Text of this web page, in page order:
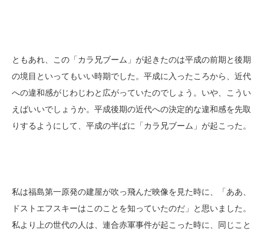
ともあれ、この「カラ兄ブーム」が起きたのは平成の前期と後期
の境目といってもいい時期でした。平成に入ったころから、近代
への違和感がじわじわと広がっていたのでしょう。いや、こうい
えばいいでしょうか。平成後期の近代への決定的な違和感を先取
りするようにして、平成の半ばに「カラ兄ブーム」が起こった。
私は福島第一原発の建屋が吹っ飛んだ映像を見た時に、「ああ、
ドストエフスキーはこのことを知っていたのだ」と思いました。
私より上の世代の人は、連合赤軍事件が起こった時に、同じこと